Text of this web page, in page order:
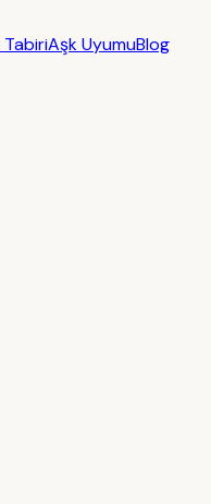
TabiriAşk UyumuBlog